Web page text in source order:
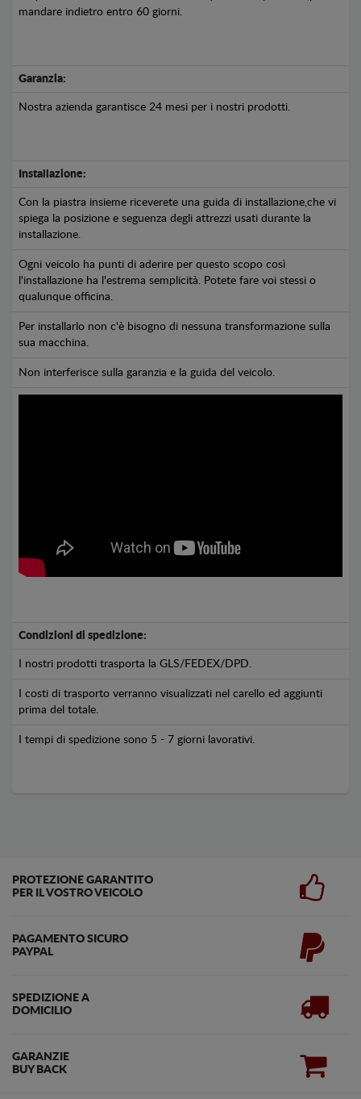
mandare indietro entro 60 giorni.
Garanzia:
Nostra azienda garantisce 24 mesi per i nostri prodotti.
Installazione:
Con la piastra insieme riceverete una guida di installazione,che vi
spiega la posizione e seguenza degli attrezzi usati durante la
installazione.
Ogni veicolo ha punti di aderire per questo scopo così
l'installazione ha l'estrema semplicità. Potete fare voi stessi o
qualunque officina.
Per installarlo non c'è bisogno di nessuna transformazione sulla
sua macchina.
Non interferisce sulla garanzia e la guida del veicolo.
Condizioni di spedizione:
I nostri prodotti trasporta la GLS/FEDEX/DPD.
I costi di trasporto verranno visualizzati nel carello ed aggiunti
prima del totale.
I tempi di spedizione sono 5 - 7 giorni lavorativi.
PROTEZIONE GARANTITO
PER IL VOSTRO VEICOLO
PAGAMENTO SICURO
PAYPAL
SPEDIZIONE A
DOMICILIO
GARANZIE
BUY BACK